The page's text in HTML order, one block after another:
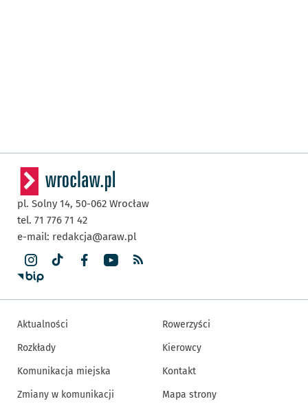
pl. Solny 14, 50-062 Wrocław
tel. 71 776 71 42
e-mail: redakcja@araw.pl
Aktualności
Rozkłady
Komunikacja miejska
Zmiany w komunikacji
Rowerzyści
Kierowcy
Kontakt
Mapa strony